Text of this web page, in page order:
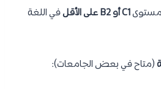
C1 أو B2 على الأقل
في اللغة
(متاح في بعض الجامعات):